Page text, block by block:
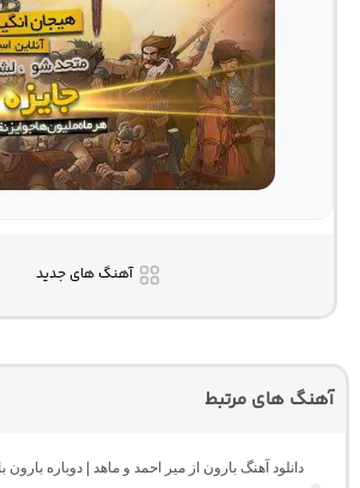
آهنگ های جدید
آهنگ های مرتبط
دانلود آهنگ بارون از میر احمد و ماهد | دوباره بارون